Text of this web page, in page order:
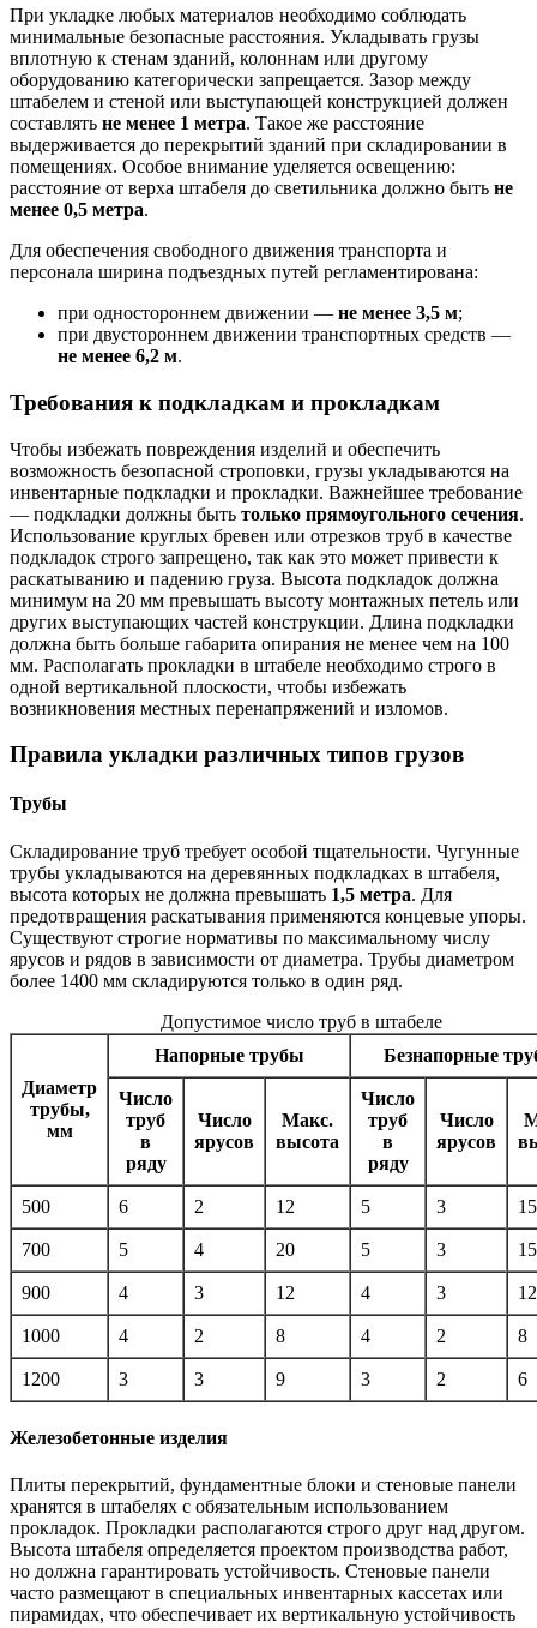
При укладке любых материалов необходимо соблюдать
минимальные безопасные расстояния. Укладывать грузы
вплотную к стенам зданий, колоннам или другому
оборудованию категорически запрещается. Зазор между
штабелем и стеной или выступающей конструкцией должен
составлять не менее 1 метра. Такое же расстояние
выдерживается до перекрытий зданий при складировании в
помещениях. Особое внимание уделяется освещению:
расстояние от верха штабеля до светильника должно быть не
менее 0,5 метра.
Для обеспечения свободного движения транспорта и
персонала ширина подъездных путей регламентирована:
при одностороннем движении — не менее 3,5 м;
при двустороннем движении транспортных средств —
не менее 6,2 м.
Требования к подкладкам и прокладкам
Чтобы избежать повреждения изделий и обеспечить
возможность безопасной строповки, грузы укладываются на
инвентарные подкладки и прокладки. Важнейшее требование
— подкладки должны быть только прямоугольного сечения.
Использование круглых бревен или отрезков труб в качестве
подкладок строго запрещено, так как это может привести к
раскатыванию и падению груза. Высота подкладок должна
минимум на 20 мм превышать высоту монтажных петель или
других выступающих частей конструкции. Длина подкладки
должна быть больше габарита опирания не менее чем на 100
мм. Располагать прокладки в штабеле необходимо строго в
одной вертикальной плоскости, чтобы избежать
возникновения местных перенапряжений и изломов.
Правила укладки различных типов грузов
Трубы
Складирование труб требует особой тщательности. Чугунные
трубы укладываются на деревянных подкладках в штабеля,
высота которых не должна превышать 1,5 метра. Для
предотвращения раскатывания применяются концевые упоры.
Существуют строгие нормативы по максимальному числу
ярусов и рядов в зависимости от диаметра. Трубы диаметром
более 1400 мм складируются только в один ряд.
Допустимое число труб в штабеле
Диаметр
трубы,
мм
Напорные трубы Безнапорные
Число
труб
в
ряду
Число
ярусов
Макс.
высота
Число
труб
в
ряду
Число
ярусов
500 6 2 12 5 3 15
700 5 4 20 5 3 15
900 4 3 12 4 3 12
1000 4 2 8 4 2 8
1200 3 3 9 3 2 6
Железобетонные изделия
Плиты перекрытий, фундаментные блоки и стеновые панели
хранятся в штабелях с обязательным использованием
прокладок. Прокладки располагаются строго друг над другом.
Высота штабеля определяется проектом производства работ,
но должна гарантировать устойчивость. Стеновые панели
часто размещают в специальных инвентарных кассетах или
пирамидах, что обеспечивает их вертикальную устойчивость